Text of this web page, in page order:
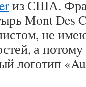
из США.
Mont Des
не
а потому
логотип